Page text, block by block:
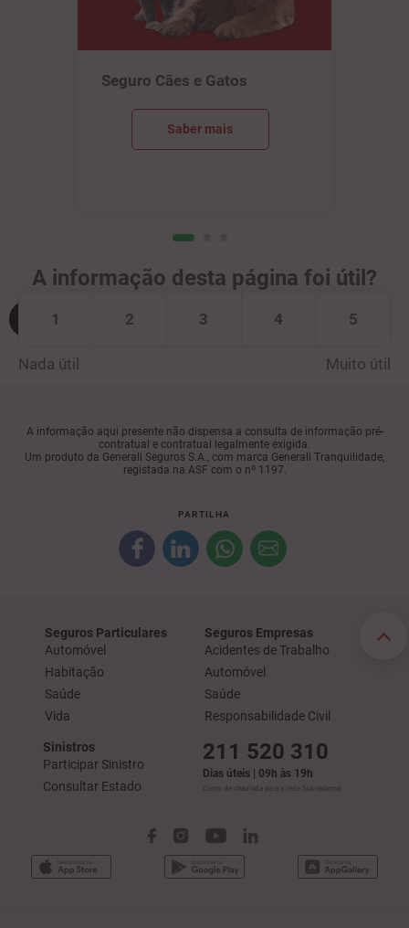
Seguro Cães e Gatos
Saber mais
A informação desta página foi útil?
Nada útil
1 2 3 4 5
Muito útil
A informação aqui presente não dispensa a consulta de informação pré-
contratual e contratual legalmente exigida.
Um produto da Generali Seguros S.A., com marca Generali Tranquilidade,
registada na ASF com o nº 1197.
PARTILHA
Seguros Particulares
Automóvel
Habitação
Saúde
Vida
Seguros Empresas
Acidentes de Trabalho
Automóvel
Saúde
Responsabilidade Civil
Sinistros
Participar Sinistro
Consultar Estado
211 520 310
Dias úteis | 09h às 19h
Custo de chamada para a rede fixa nacional